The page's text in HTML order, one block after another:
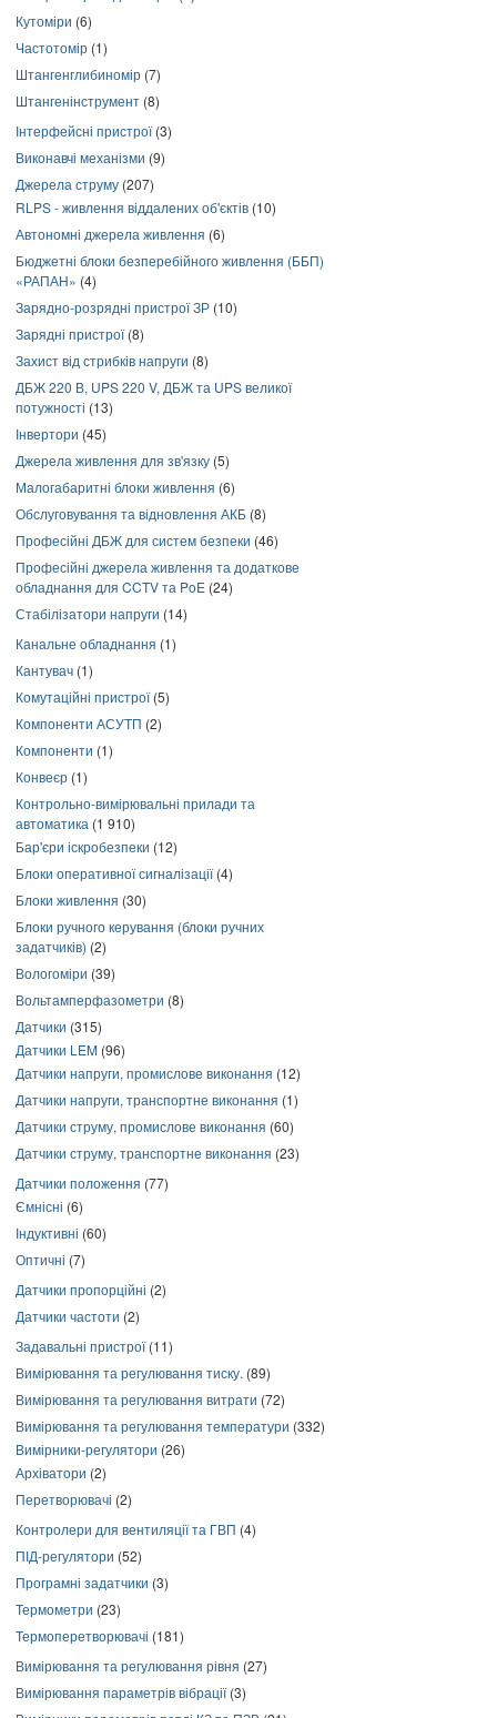
Кутоміри (6)
Частотомір (1)
Штангенглибиномір (7)
Штангенінструмент (8)
Інтерфейсні пристрої(3)
Виконавчі механізми (9)
Джерела струму (207)
RLPS - живлення віддалених об'єктів (10)
Автономні джерела живлення (6)
Бюджетні блоки безперебійного живлення (ББП)
«РАПАН» (4)
Зарядно-розрядні пристрої ЗР (10)
Зарядні пристрої(8)
Захист від стрибків напруги (8)
ДБЖ 220 В, UPS 220 V, ДБЖ та UPS великої
потужності (13)
Інвертори (45)
Джерела живлення для зв'язку (5)
Малогабаритні блоки живлення (6)
Обслуговування та відновлення АКБ (8)
Професійні ДБЖ для систем безпеки (46)
Професійні джерела живлення та додаткове
обладнання для CCTV та PoE (24)
Стабілізатори напруги (14)
Канальне обладнання (1)
Кантувач (1)
Комутаційні пристрої(5)
Компоненти АСУТП (2)
Компоненти (1)
Конвеєр (1)
Контрольно-вимірювальні прилади та
автоматика (1 910)
Бар'єри іскробезпеки (12)
Блоки оперативної сигналізації(4)
Блоки живлення (30)
Блоки ручного керування (блоки ручних
задатчиків) (2)
Вологоміри (39)
Вольтамперфазометри (8)
Датчики (315)
Датчики LEM (96)
Датчики напруги, промислове виконання (12)
Датчики напруги, транспортне виконання (1)
Датчики струму, промислове виконання (60)
Датчики струму, транспортне виконання (23)
Датчики положення (77)
Ємнісні (6)
Індуктивні (60)
Оптичні (7)
Датчики пропорційні (2)
Датчики частоти (2)
Задавальні пристрої(11)
Вимірювання та регулювання тиску. (89)
Вимірювання та регулювання витрати (72)
Вимірювання та регулювання температури (332)
Вимірники-регулятори (26)
Архіватори (2)
Перетворювачі (2)
Контролери для вентиляції та ГВП (4)
ПІД-регулятори (52)
Програмні задатчики (3)
Термометри (23)
Термоперетворювачі (181)
Вимірювання та регулювання рівня (27)
Вимірювання параметрів вібрації(3)